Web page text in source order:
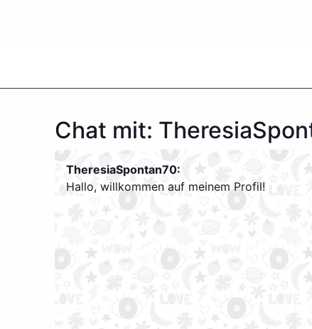
Chat mit:
TheresiaSpontan70:
Hallo, willkommen auf meinem Profil!